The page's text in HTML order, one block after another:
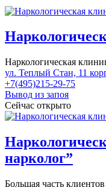
Наркологическая
ул. Теплый Стан, 11
+7(495)215-29-75
Вывод из запоя
Сейчас открыто
нарколог”
Большая часть